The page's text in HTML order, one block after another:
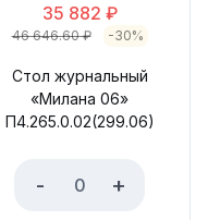
35 882 ₽
46 646.60₽ -30%
Стол журнальный
«Милана 06»
П4.265.0.02(299.06)
- +